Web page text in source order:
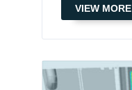
VIEW MORE